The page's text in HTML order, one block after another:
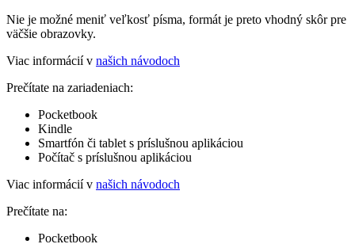
Nie je možné meniť veľkosť písma, formát je preto vhodný skôr pre
väčšie obrazovky.
Viac informácií v našich návodoch
Prečítate na zariadeniach:
Pocketbook
Kindle
Smartfón či tablet s príslušnou aplikáciou
Počítač s príslušnou aplikáciou
Viac informácií v našich návodoch
Prečítate na:
Pocketbook